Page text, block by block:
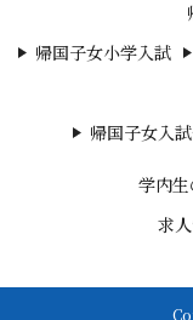
帰国子女小学入試
帰国子女入
学内
求